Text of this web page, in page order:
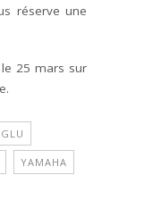
réserve une
25 mars sur
YAMAHA